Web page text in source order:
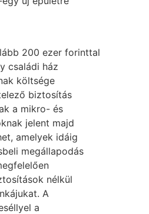
200 ezer forinttal
családi ház
költsége
biztosítás
a mikro- és
jelent majd
amelyek idáig
megállapodás
nélkül
A
a